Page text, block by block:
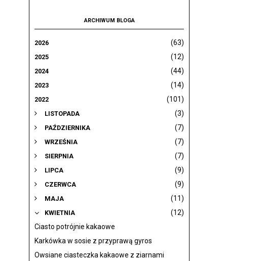
ARCHIWUM BLOGA
2026 (63)
2025 (12)
2024 (44)
2023 (14)
2022 (101)
LISTOPADA (3)
PAŹDZIERNIKA (7)
WRZEŚNIA (7)
SIERPNIA (7)
LIPCA (9)
CZERWCA (9)
MAJA (11)
KWIETNIA
(12)
Ciasto potrójnie kakaowe
Karkówka w sosie z przyprawą gyros
Owsiane ciasteczka kakaowe z ziarnami